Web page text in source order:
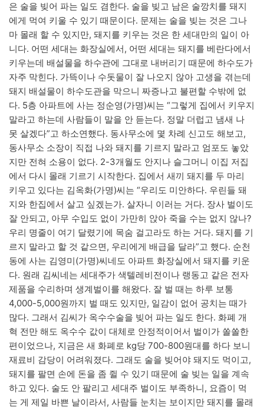
은 술을 빚어 파는 일도 겸한다. 술을 빚고 남은 술깡치를 돼지
에게 먹여 키울 수 있기 때문이다. 문제는 술을 빚는 것은 그나
마 몰래 할 수 있지만, 돼지를 키우는 것은 한 세대만의 일이 아
니다. 어떤 세대는 화장실에서, 어떤 세대는 돼지를 베란다에서
키우는데 배설물을 하수관에 그대로 내버리기 때문에 하수도가
자주 막힌다. 가뜩이나 수돗물이 잘 나오지 않아 고생을 겪는데
돼지 배설물이 하수도관을 막으니 짜증나고 불편할 수밖에 없
다. 5층 아파트에 사는 정순영(가명)씨는 “그렇게 집에서 키우지
말라고 하는데 사람들이 말을 안 듣는다. 정말 더럽고 냄새 나
못 살겠다”고 하소연했다. 동사무소에 몇 차례 신고도 해보고,
동사무소 소장이 직접 나와 돼지를 기르지 말라고 엄포도 놓았
지만 전혀 소용이 없다. 2-3개월도 안지나 슬그머니 이집 저집
에서 다시 몰래 기르기 시작한다. 집에서 새끼 돼지를 두 마리
키우고 있다는 김옥화(가명)씨는 “우리도 미안하다. 우린들 돼
지와 한집에서 살고 싶겠는가. 살자니 이러는 거다. 장사 벌이도
잘 안되고, 아무 수입도 없이 가만히 앉아 죽을 수는 없지 않나?
우리 명줄이 여기 달렸기에 목숨 걸고라도 하는 거다. 돼지를 기
르지 말라고 할 것 같으면, 우리에게 배급을 달라”고 했다. 순천
동에 사는 김영미(가명)씨네도 아파트 화장실에서 돼지를 키운
다. 원래 김씨네는 세대주가 색텔레비전이나 랭동고 같은 전자
제품을 수리하며 생계벌이를 해왔다. 잘 벌 때는 하루 보통
4,000-5,000원까지 벌 때도 있지만, 일감이 없어 공치는 때가
많다. 그래서 김씨가 옥수수술을 빚어 파는 일도 한다. 화폐 개
혁 전만 해도 옥수수 값이 대체로 안정적이어서 벌이가 쏠쏠한
편이었으나, 지금은 새 화폐로 kg당 700-800원대를 하다 보니
재료비 감당이 어려워졌다. 그래도 술을 빚어야 돼지도 먹이고,
돼지를 팔면 손에 돈을 좀 쥘 수 있기 때문에 술 빚는 일을 계속
하고 있다. 술도 안 팔리고 세대주 벌이도 부족하니, 요즘이 먹
는 게 제일 바쁜 날이라서, 사람들 눈치는 보이지만 돼지를 몰래